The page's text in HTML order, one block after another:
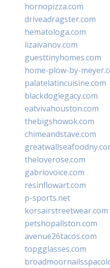
hornopizza.com
driveadragster.com
hematologa.com
lizaivanov.com
guesttinyhomes.com
home-plow-by-
palatelatincuisine.com
blackdoglegacy.com
eatvivahouston.com
thebigshowok.com
chimeandstave.com
theloverose.com
gabriovoice.com
resinflowart.com
p-sports.net
korsairstreetwear.com
petshopallston.com
avenue26tacos.com
topgglasses.com